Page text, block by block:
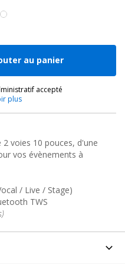
au panier
accepté
plus
voies 10 pouces, d'une
vos évènements à
/ Live / Stage)
TWS